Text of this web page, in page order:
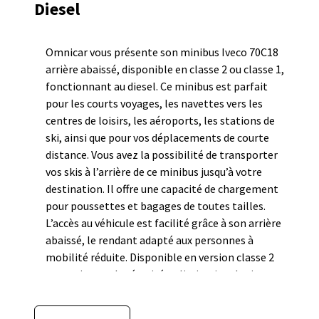
Diesel
Omnicar vous présente son minibus Iveco 70C18
arrière abaissé, disponible en classe 2 ou classe 1,
fonctionnant au diesel. Ce minibus est parfait
pour les courts voyages, les navettes vers les
centres de loisirs, les aéroports, les stations de
ski, ainsi que pour vos déplacements de courte
distance. Vous avez la possibilité de transporter
vos skis à l’arrière de ce minibus jusqu’à votre
destination. Il offre une capacité de chargement
pour poussettes et bagages de toutes tailles.
L’accès au véhicule est facilité grâce à son arrière
abaissé, le rendant adapté aux personnes à
mobilité réduite. Disponible en version classe 2
avec ceinture de sécurité et limitation de vitesse
interurbain. Le Midibus Iveco arrière abaissé est